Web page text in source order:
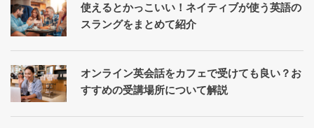
使えるとかっこいい！ネイティブが使う英語の
スラングをまとめて紹介
オンライン英会話をカフェで受けても良い？お
すすめの受講場所について解説